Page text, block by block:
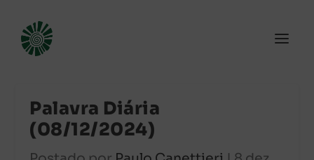
Palavra Diária
(08/12/2024)